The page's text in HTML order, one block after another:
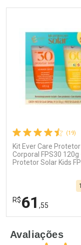
Ativar Desconto
Comprar sem
(19)
Kit Ever Care
Corporal FPS30 120g
Protetor Solar Kids
R$61 ,55
Avaliações